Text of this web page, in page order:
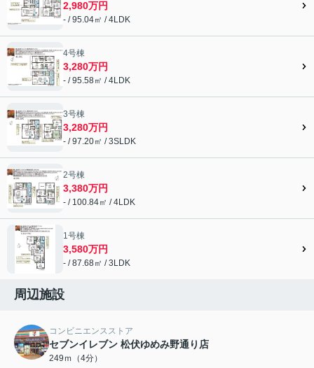
2,980万円
- / 95.04㎡ / 4LDK
4号棟
3,280万円
- / 95.58㎡ / 4LDK
3号棟
3,280万円
- / 97.20㎡ / 3SLDK
2号棟
3,380万円
- / 100.84㎡ / 4LDK
1号棟
3,580万円
- / 87.68㎡ / 3LDK
周辺施設
コンビニエンスストア
セブンイレブン 松伏ゆめみ野通り店
249ｍ（4分）